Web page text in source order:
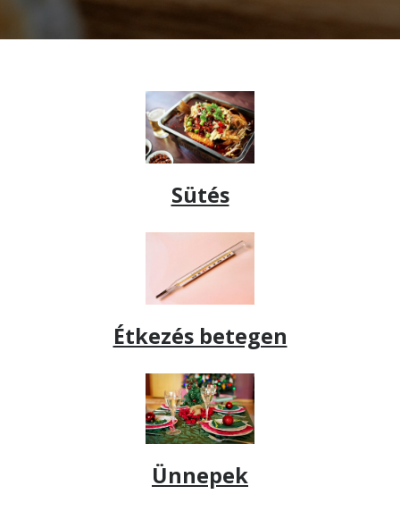
Sütés
Étkezés betegen
Ünnepek